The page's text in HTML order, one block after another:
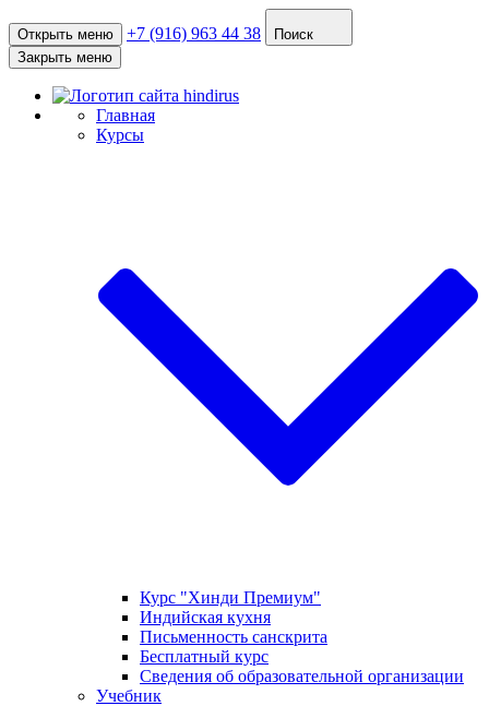
Открыть меню +7 (916) 963 44 38
Поиск
Закрыть меню
Главная
Курсы
Курс "Хинди Премиум"
Индийская кухня
Письменность санскрита
Бесплатный курс
Сведения об образовательной организации
Учебник